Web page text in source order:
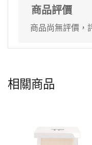
商品評價
商品尚無評價，
相關商品